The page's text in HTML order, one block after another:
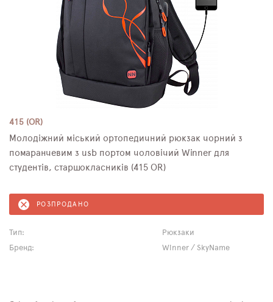
415 (OR)
Молодіжний міський ортопедичний рюкзак чорний з
помаранчевим з usb портом чоловічий Winner для
студентів, старшокласників (415 OR)
РОЗПРОДАНО
Тип:
Рюкзаки
Бренд:
Winner / SkyName